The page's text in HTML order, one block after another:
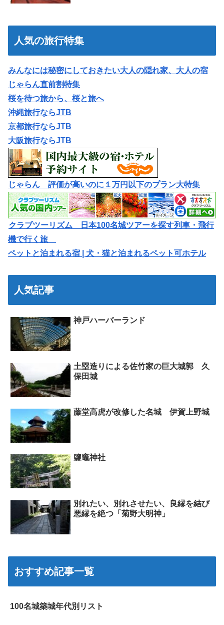
人気の旅行特集
みんなには秘密にしておきたい大人の隠れ家、大人の宿
じゃらん直前割特集
桜を待つ旅から、桜と旅へ
沖縄旅行ならJTB
京都旅行ならJTB
大阪旅行ならJTB
じゃらん 評価が高いのに１万円以下のプラン大特集
クラブツーリズム 日本100名城ツアーを探す列車・飛行
機で行く旅
ペットと泊まれる宿 | 犬・猫と泊まれるペット可ホテル
人気記事
神戸ハーバーランド
土塁造りによる佐竹家の巨大城郭 久
保田城
藤堂高虎が改修した名城 伊賀上野城
鹽竈神社
別れたい、別れさせたい、良縁を結び
悪縁を絶つ「菊野大明神」
おすすめ記事一覧
100名城築城年代別リスト